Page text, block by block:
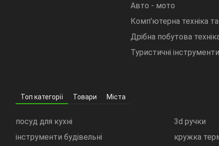
Авто - мото
Комп'ютерна техніка
Дрібна побутова
Туристичні інструменти
Топ категорії Товари Міста
посуд для кухні
інструменти будівельні
3d ручки
кружка